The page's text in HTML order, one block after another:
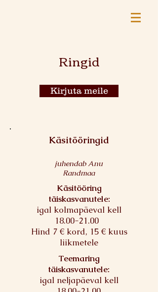
Ringid
Kirjuta meile
Käsitööringid
juhendab Anu
Randmaa
Käsitööring
täiskasvanutele:
igal kolmapäeval kell
18.00-21.00
Hind 7 € kord, 15 € kuus
liikmetele
Teemaring
täiskasvanutele:
igal neljapäeval kell